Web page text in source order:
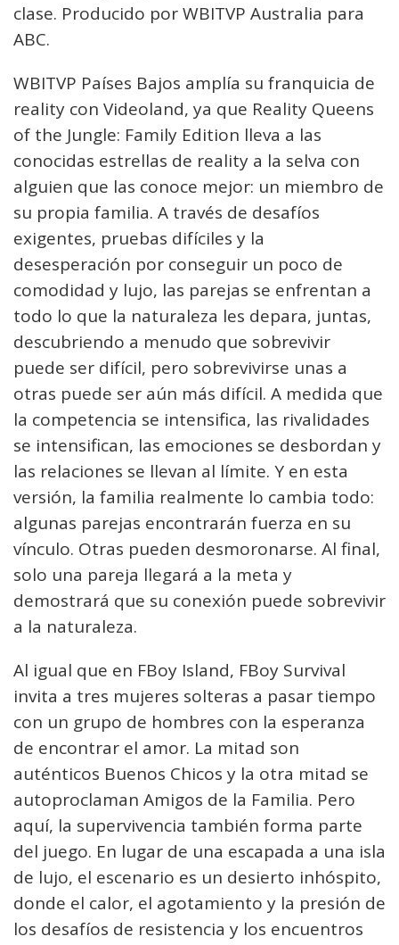
clase. Producido por WBITVP Australia para
ABC.
WBITVP Países Bajos amplía su franquicia de
reality con Videoland, ya que Reality Queens
of the Jungle: Family Edition lleva a las
conocidas estrellas de reality a la selva con
alguien que las conoce mejor: un miembro de
su propia familia. A través de desafíos
exigentes, pruebas difíciles y la
desesperación por conseguir un poco de
comodidad y lujo, las parejas se enfrentan a
todo lo que la naturaleza les depara, juntas,
descubriendo a menudo que sobrevivir
puede ser difícil, pero sobrevivirse unas a
otras puede ser aún más difícil. A medida que
la competencia se intensifica, las rivalidades
se intensifican, las emociones se desbordan y
las relaciones se llevan al límite. Y en esta
versión, la familia realmente lo cambia todo:
algunas parejas encontrarán fuerza en su
vínculo. Otras pueden desmoronarse. Al final,
solo una pareja llegará a la meta y
demostrará que su conexión puede sobrevivir
a la naturaleza.
Al igual que en FBoy Island, FBoy Survival
invita a tres mujeres solteras a pasar tiempo
con un grupo de hombres con la esperanza
de encontrar el amor. La mitad son
auténticos Buenos Chicos y la otra mitad se
autoproclaman Amigos de la Familia. Pero
aquí, la supervivencia también forma parte
del juego. En lugar de una escapada a una isla
de lujo, el escenario es un desierto inhóspito,
donde el calor, el agotamiento y la presión de
los desafíos de resistencia y los encuentros